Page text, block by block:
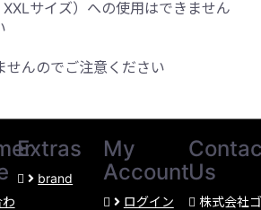
サイズ）への使用はできません
せんのでご注意ください
Extras
brand
My
Account
ログイン
Us
株式会社